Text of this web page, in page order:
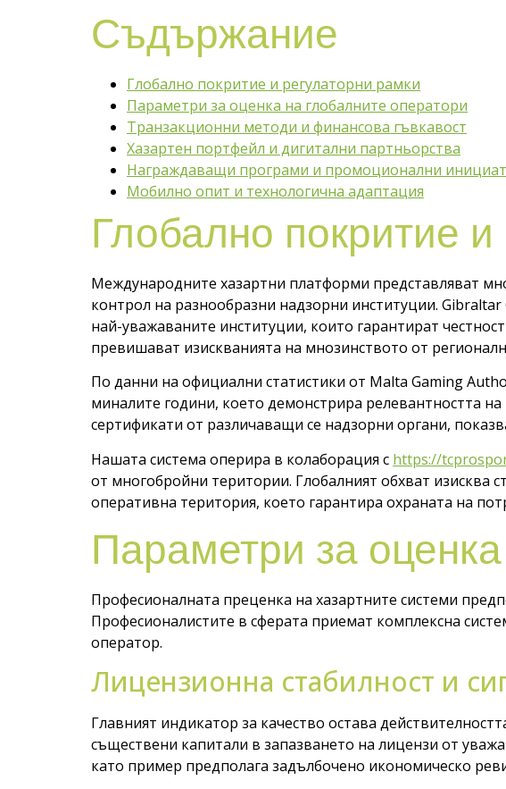
Съдържание
Глобално покритие и регулаторни рамки
Параметри за оценка на глобалните оператори
Транзакционни методи и финансова гъвкавост
Хазартен портфейл и дигитални партньорства
Награждаващи програми и промоционални
Мобилно опит и технологична адаптация
Глобално покритие
Международните хазартни платформи представляват
контрол на разнообразни надзорни институции.
най-уважаваните институции, които гарантират
превишават изискванията на мнозинството от
По данни на официални статистики от Malta Gaming
миналите години, което демонстрира релевантността
сертификати от различаващи се надзорни органи,
Нашата система оперира в колаборация с https://
от многобройни територии. Глобалният обхват изисква
оперативна територия, което гарантира охраната на
Параметри за
Професионалната преценка на хазартните системи
Професионалистите в сферата приемат комплексна
оператор.
Лицензионна стабилност и
Главният индикатор за качество остава
съществени капитали в запазването на лицензи от
като пример предполага задълбочено икономическо